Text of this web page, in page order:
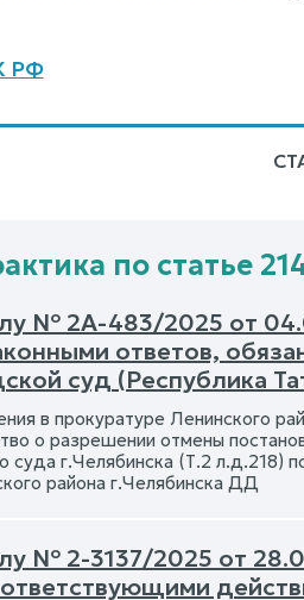
РФ
по статье
№ 2А-483/2025 от
ответов,
суд (Республика
в прокуратуре Ленинского
о разрешении отмены
суда г.Челябинска (Т.2 л.д.218)
района г.Челябинска ДД
№ 2-3137/2025 от